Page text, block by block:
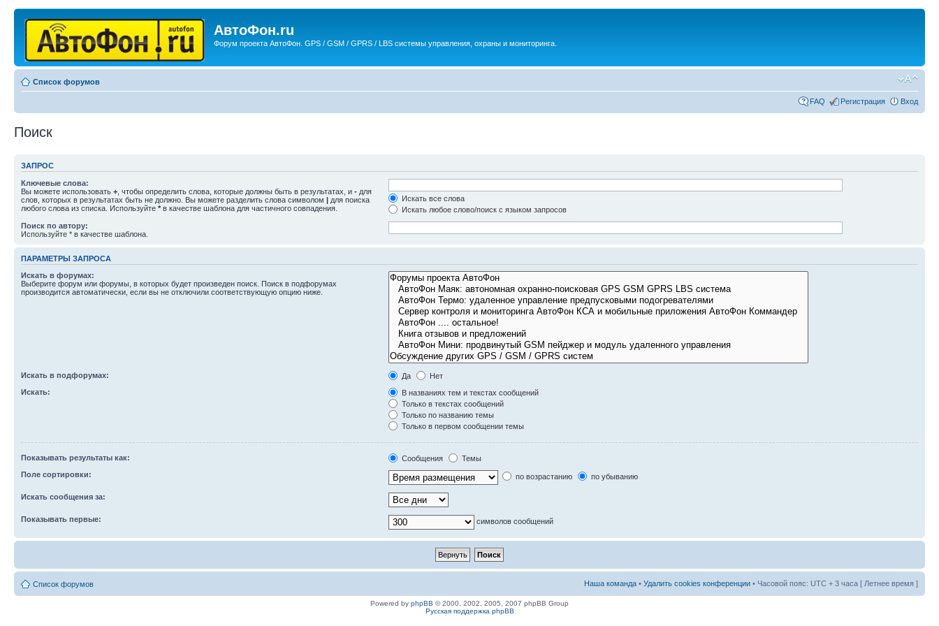
АвтоФон.ru
Форум проекта АвтоФон. GPS / GSM / GPRS / LBS системы управления, охраны и мониторинга.
Список форумов
FAQ Регистрация Вход
Поиск
ЗАПРОС
Ключевые слова:
Вы можете использовать + , чтобы определить слова, которые должны быть в результатах, и - для
слов, которых в результатах быть не должно. Вы можете разделить слова символом | для поиска
любого слова из списка. Используйте * в качестве шаблона для частичного совпадения.
Искать все слова
Искать любое слово/поиск с языком запросов
Поиск по автору:
Используйте * в качестве шаблона.
ПАРАМЕТРЫ ЗАПРОСА
Искать в форумах:
Выберите форум или форумы, в которых будет произведен поиск. Поиск в подфорумах
производится автоматически, если вы не отключили соответствующую опцию ниже.
Искать в подфорумах: Да
Нет
Искать:
В названиях тем и текстах сообщений
Только в текстах сообщений
Только по названию темы
Только в первом сообщении темы
Показывать результаты как: Сообщения
Темы
Поле сортировки:
по возрастанию по убыванию
Искать сообщения за:
Показывать первые: символов сообщений
Список форумов Наша команда • Удалить cookies конференции • Часовой пояс: UTC + 3 часа [ Летнее время ]
Powered by phpBB © 2000, 2002, 2005, 2007 phpBB Group
Русская поддержка phpBB